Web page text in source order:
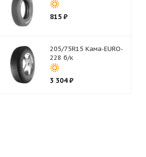
815₽
205/75R15 Кама-EURO-
228 б/к
3 304₽